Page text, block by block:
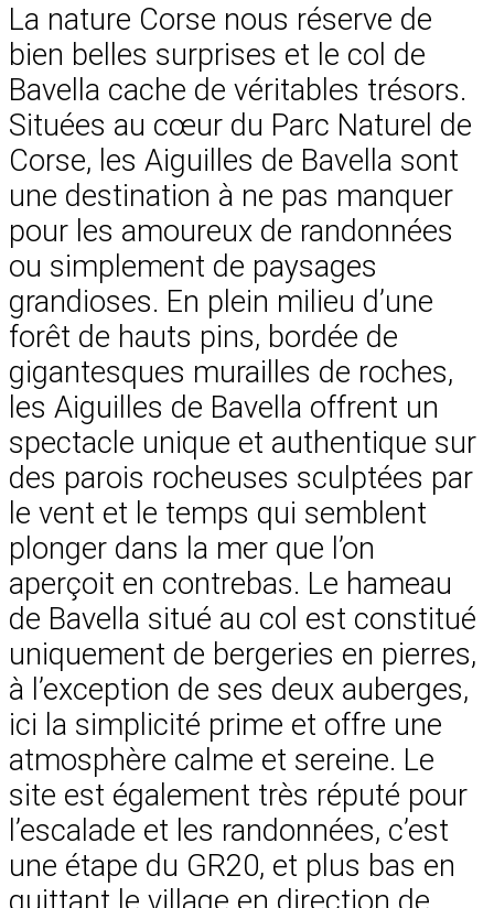
La nature Corse nous réserve de
bien belles surprises et le col de
Bavella cache de véritables trésors.
Situées au cœur du Parc Naturel de
Corse, les Aiguilles de Bavella sont
une destination à ne pas manquer
pour les amoureux de randonnées
ou simplement de paysages
grandioses. En plein milieu d’une
forêt de hauts pins, bordée de
gigantesques murailles de roches,
les Aiguilles de Bavella offrent un
spectacle unique et authentique sur
des parois rocheuses sculptées par
le vent et le temps qui semblent
plonger dans la mer que l’on
aperçoit en contrebas. Le hameau
de Bavella situé au col est constitué
uniquement de bergeries en pierres,
à l’exception de ses deux auberges,
ici la simplicité prime et offre une
atmosphère calme et sereine. Le
site est également très réputé pour
l’escalade et les randonnées, c’est
une étape du GR20, et plus bas en
quittant le village en direction de